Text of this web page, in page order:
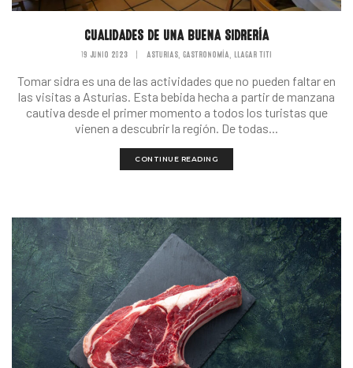
CUALIDADES DE UNA BUENA SIDRERÍA
19 JUNIO 2023 ASTURIAS, GASTRONOMÍA, LLAGAR TITI
Tomar sidra es una de las actividades que no pueden faltar en
las visitas a Asturias. Esta bebida hecha a partir de manzana
cautiva desde el primer momento a todos los turistas que
vienen a descubrir la región. De todas...
CONTINUE READING